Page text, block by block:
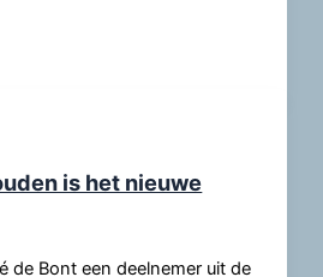
is het nieuwe
de Bont een deelnemer uit de